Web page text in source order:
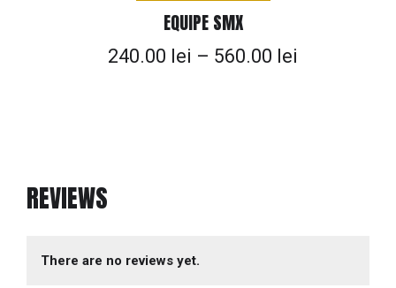
EQUIPE SMX
240.00 lei – 560.00 lei
REVIEWS
There are no reviews yet.